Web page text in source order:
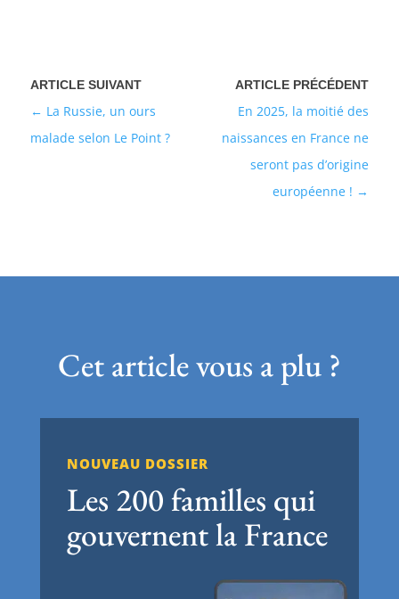
En 2025, la moitié des
naissances en France ne
seront pas d’origine
européenne !
La Russie, un ours
malade selon Le Point ?
Cet article vous a plu ?
NOUVEAU DOSSIER
Les 200 familles qui
gouvernent la France